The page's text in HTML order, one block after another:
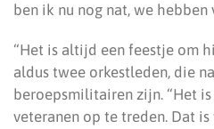
ben ik nu nog nat, we hebben
“Het is altijd een feestje om
aldus twee orkestleden, die
beroepsmilitairen zijn. “Het
veteranen op te treden. Dat